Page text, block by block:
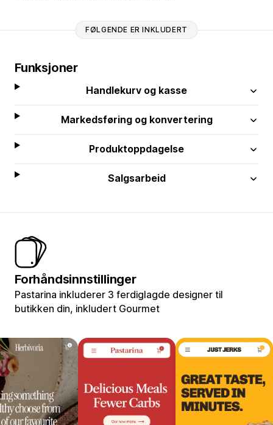
FØLGENDE ER INKLUDERT
Funksjoner
Handlekurv og kasse
Markedsføring og konvertering
Produktoppdagelse
Salgsarbeid
Forhåndsinnstillinger
Pastarina inkluderer 3 ferdiglagde designer til
butikken din, inkludert Gourmet